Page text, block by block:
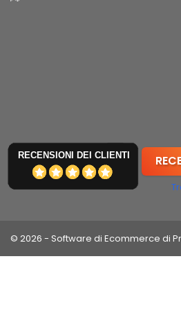
RECENSIONI DEI CLIENTI
© 2026 - Software di Ecommerce di